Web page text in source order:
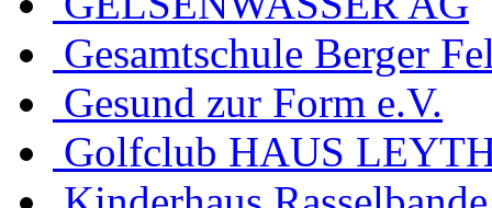
Gesamtschule Berger
Gesund zur Form e.V.
Golfclub HAUS